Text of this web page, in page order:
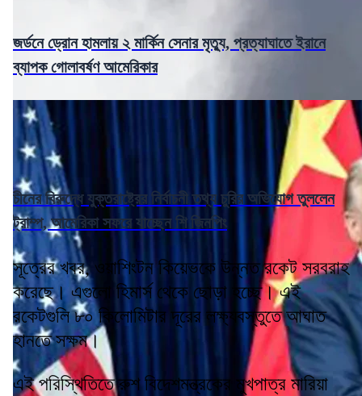
জর্ডনে ড্রোন হামলায় ২ মার্কিন সেনার মৃত্যু, প্রত্যাঘাতে ইরানে
ব্যাপক গোলাবর্ষণ আমেরিকার
চীনের বিরুদ্ধে যুক্তরাষ্ট্রের নির্বাচনী তথ্য চুরির অভিযোগ তুললেন
ট্রাম্প, আমেরিকা সফরে যাচ্ছেন শি জিনপিং
সূত্রের খবর, ওয়াশিংটন কিয়েভকে উন্নত রকেট সরবরাহ
করেছে। এগুলো হিমার্স থেকে ছোড়া হচ্ছে। এই
রকেটগুলি ৮০ কিলোমিটার দূরের লক্ষ্যবস্তুতে আঘাত
হানতে সক্ষম।
এই পরিস্থিতিতে রুশ বিদেশমন্ত্রকের মুখপাত্র মারিয়া